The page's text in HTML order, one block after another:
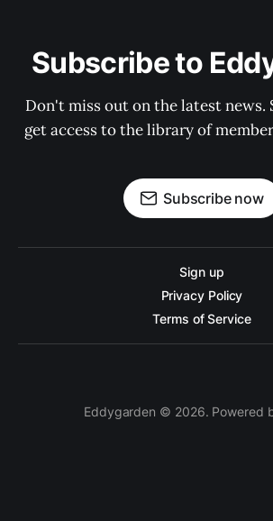
Subscribe to
Don't miss out on the latest news.
get access to the library of
Subscribe now
Sign up
Privacy Policy
Terms of Service
Eddygarden © 2026. Powered